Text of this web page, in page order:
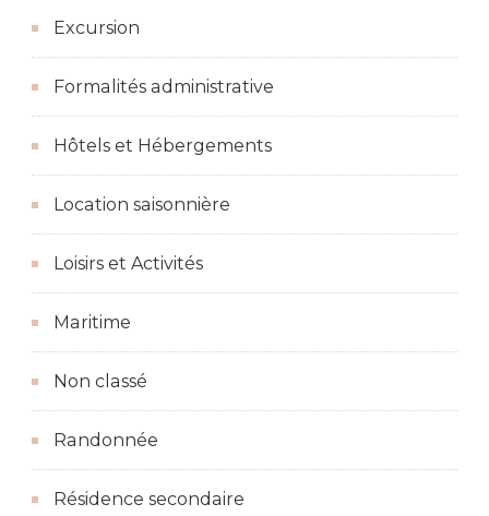
Excursion
Formalités administrative
Hôtels et Hébergements
Location saisonnière
Loisirs et Activités
Maritime
Non classé
Randonnée
Résidence secondaire